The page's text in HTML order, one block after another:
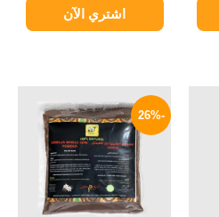
اشتري الآن
-26%
السعر:
من
خلال
⁦684 EGP⁩
هناك
العديد
من
الأشكال
المختلفة